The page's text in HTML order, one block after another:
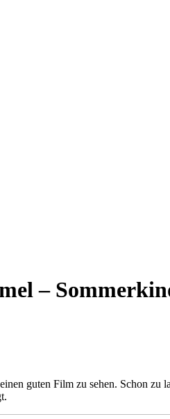
–
guten Film zu sehen. Schon